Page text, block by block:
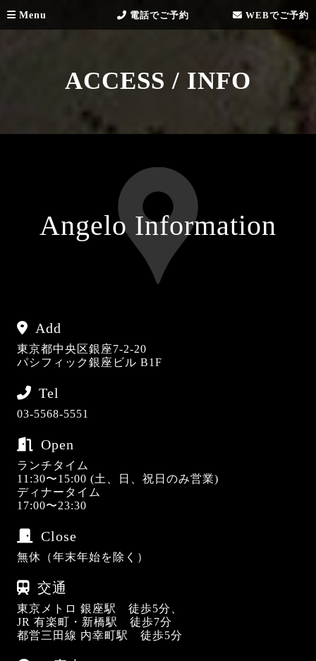
Menu 電話でご予約 WEBでご予約
ACCESS / INFO
Angelo Information
Add
東京都中央区銀座7-2-20
パシフィック銀座ビル B1F
Tel
03-5568-5551
Open
ランチタイム
11:30〜15:00 (土、日、祝日のみ営業)
ディナータイム
17:00〜23:30
Close
無休（年末年始を除く）
交通
東京メトロ 銀座駅 徒歩5分、
JR 有楽町・新橋駅 徒歩7分
都営三田線 内幸町駅 徒歩5分